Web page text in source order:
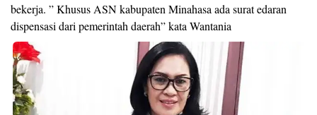
bekerja. ” Khusus ASN kabupaten Minahasa ada surat edaran
dispensasi dari pemerintah daerah” kata Wantania